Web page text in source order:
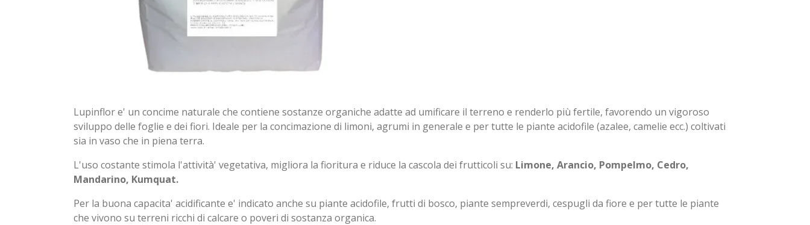
Lupinflor e' un concime naturale che contiene sostanze organiche adatte ad umificare il terreno e renderlo più fertile, favorendo un vigoroso
sviluppo delle foglie e dei fiori. Ideale per la concimazione di limoni, agrumi in generale e per tutte le piante acidofile (azalee, camelie ecc.) coltivati
sia in vaso che in piena terra.
L'uso costante stimola l'attività' vegetativa, migliora la fioritura e riduce la cascola dei frutticoli su: Limone, Arancio, Pompelmo, Cedro,
Mandarino, Kumquat.
Per la buona capacita' acidificante e' indicato anche su piante acidofile, frutti di bosco, piante sempreverdi, cespugli da fiore e per tutte le piante
che vivono su terreni ricchi di calcare o poveri di sostanza organica.